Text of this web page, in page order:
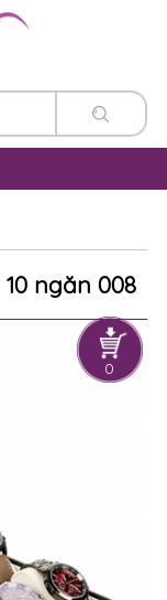
0
ngăn 008